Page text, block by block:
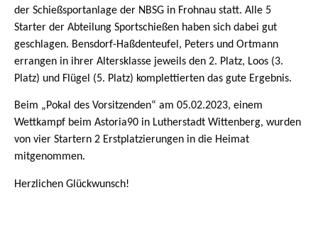
der Schießsportanlage der NBSG in Frohnau statt. Alle 5
Starter der Abteilung Sportschießen haben sich dabei gut
geschlagen. Bensdorf-Haßdenteufel, Peters und Ortmann
errangen in ihrer Altersklasse jeweils den 2. Platz, Loos (3.
Platz) und Flügel (5. Platz) komplettierten das gute Ergebnis.
Beim „Pokal des Vorsitzenden“ am 05.02.2023, einem
Wettkampf beim Astoria90 in Lutherstadt Wittenberg, wurden
von vier Startern 2 Erstplatzierungen in die Heimat
mitgenommen.
Herzlichen Glückwunsch!